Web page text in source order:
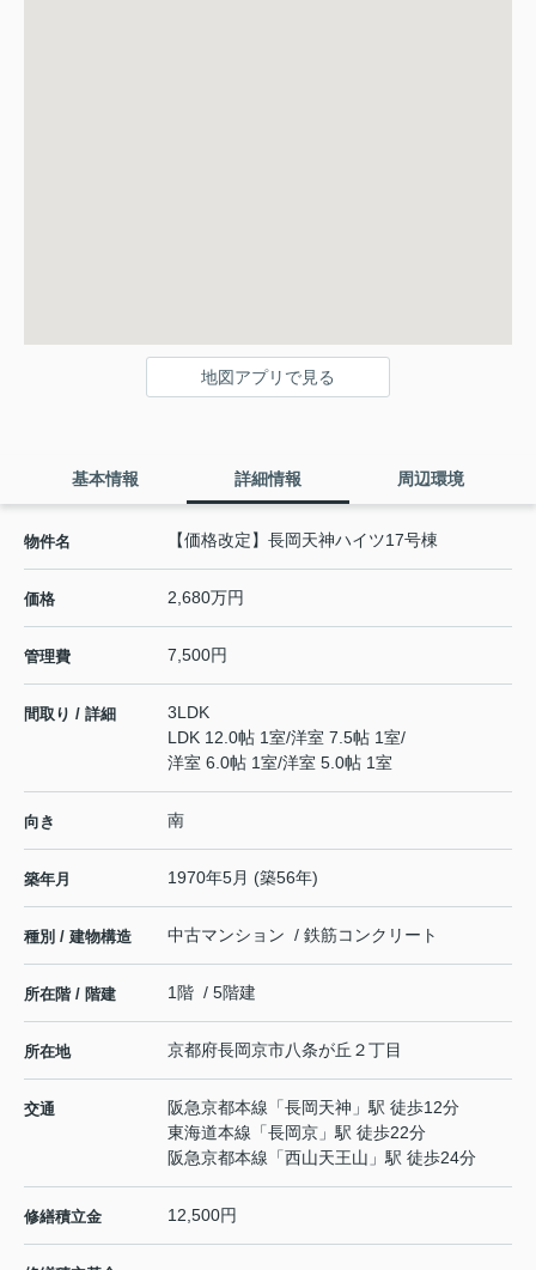
地図アプリで見る
基本情報 詳細情報 周辺環境
物件名 【価格改定】長岡天神ハイツ17号棟
価格 2,680万円
管理費 7,500円
間取り / 詳細
3LDK
LDK 12.0帖 1室/洋室 7.5帖 1室/
洋室 6.0帖 1室/洋室 5.0帖 1室
向き 南
築年月 1970年5月 (築56年)
種別 / 建物構造 中古マンション / 鉄筋コンクリート
所在階 / 階建 1階 / 5階建
所在地 京都府長岡京市八条が丘 ２丁目
交通 阪急京都本線 「長岡天神 」駅 徒歩12分
東海道本線 「長岡京 」駅 徒歩22分
阪急京都本線 「西山天王山 」駅 徒歩24分
修繕積立金 12,500円